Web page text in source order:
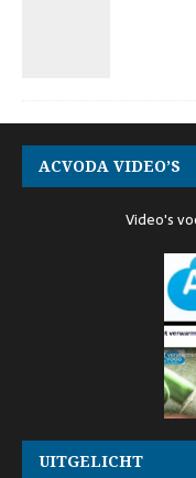
ACVODA VIDEO’S
Video's
UITGELICHT